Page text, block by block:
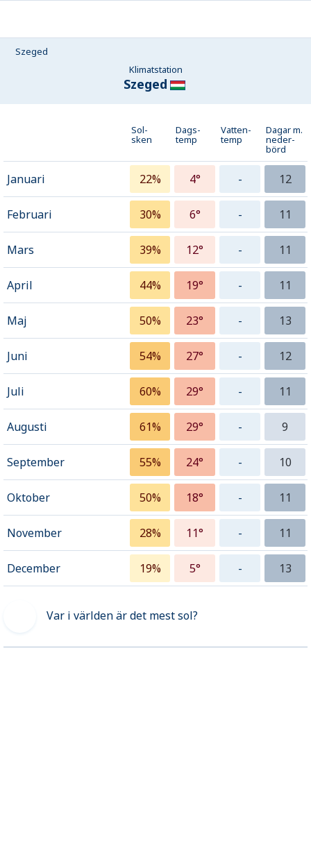
Szeged
Klimatstation
Szeged
Sol-
sken
Dags-
temp
Vatten-
temp
Dagar m.
neder­
börd
Januari 22% 4° - 12
Februari 30% 6° - 11
Mars 39% 12° - 11
April 44% 19° - 11
Maj 50% 23° - 13
Juni 54% 27° - 12
Juli 60% 29° - 11
Augusti 61% 29° - 9
September 55% 24° - 10
Oktober 50% 18° - 11
November 28% 11° - 11
December 19% 5° - 13
Var i världen är det mest sol?